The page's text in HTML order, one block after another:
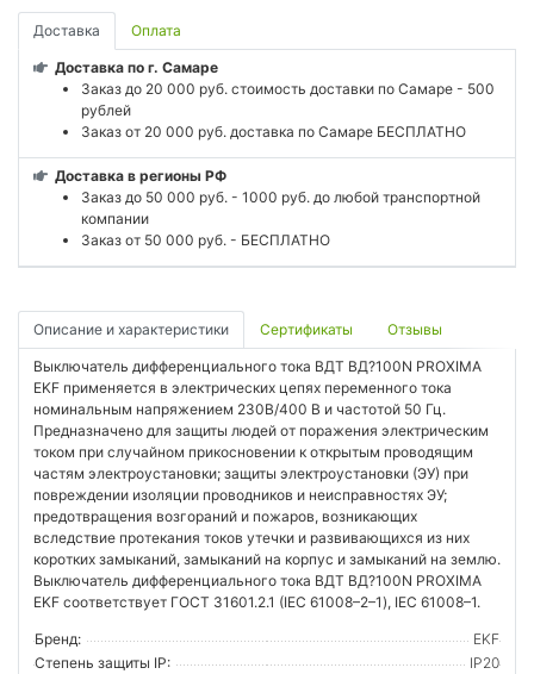
Доставка Оплата
Доставка по г. Самаре
Заказ до 20 000 руб. стоимость доставки по Самаре - 500
рублей
Заказ от 20 000 руб. доставка по Самаре БЕСПЛАТНО
Доставка в регионы РФ
Заказ до 50 000 руб. - 1000 руб. до любой транспортной
компании
Заказ от 50 000 руб. - БЕСПЛАТНО
Описание и характеристики Сертификаты Отзывы
Выключатель дифференциального тока ВДТ ВД?100N PROXIMA
EKF применяется в электрических цепях переменного тока
номинальным напряжением 230В/400 В и частотой 50 Гц.
Предназначено для защиты людей от поражения электрическим
током при случайном прикосновении к открытым проводящим
частям электроустановки; защиты электроустановки (ЭУ) при
повреждении изоляции проводников и неисправностях ЭУ;
предотвращения возгораний и пожаров, возникающих
вследствие протекания токов утечки и развивающихся из них
коротких замыканий, замыканий на корпус и замыканий на землю.
Выключатель дифференциального тока ВДТ ВД?100N PROXIMA
EKF соответствует ГОСТ 31601.2.1 (IEC 61008–2–1), IEC 61008–1.
Бренд:
EKF
Степень защиты IP:
IP20